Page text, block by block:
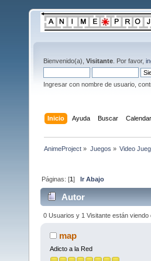
Bienvenido(a), Visitante . Por favor,
Ingresar con nombre de usuario,
Inicio Ayuda Buscar
AnimeProject » Juegos » Video
Páginas: [1]Ir Abajo
Autor
0 Usuarios y 1 Visitante están viendo
map
Adicto a la Red